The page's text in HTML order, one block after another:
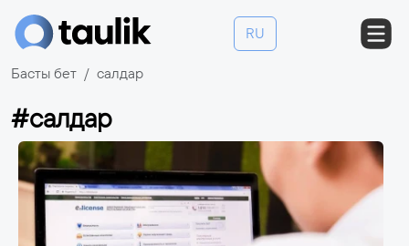
RU
Басты бет салдар
#салдар